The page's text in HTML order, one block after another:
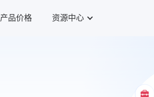
产品价格 资源中心